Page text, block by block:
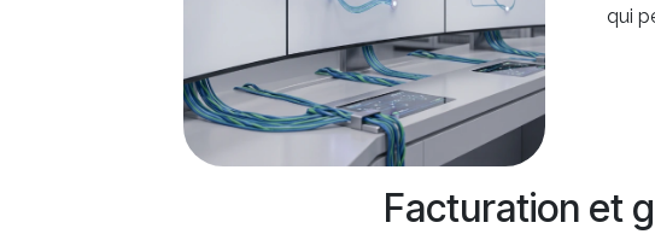
qui
Facturation et